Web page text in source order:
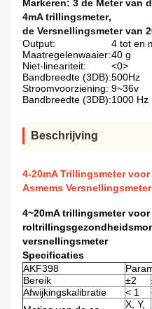
Markeren: 3 de Meter van
4mA trillingsmeter,
de Versnellingsmeter van
Output:
4 tot en
Maatregelenwaaier:40 g
Niet-lineariteit:
<0>
Bandbreedte (3DB):500Hz
Stroomvoorziening: 9~36v
Bandbreedte (3DB):1000 Hz
Beschrijving
4-20mA Trillingsmeter
Asmems Versnellingsmeter
4~20mA trillingsmeter voor
versnellingsmeter
Specificaties
AKF398
Bereik
±2
Afwijkingskalibratie
< 1
X, Y,